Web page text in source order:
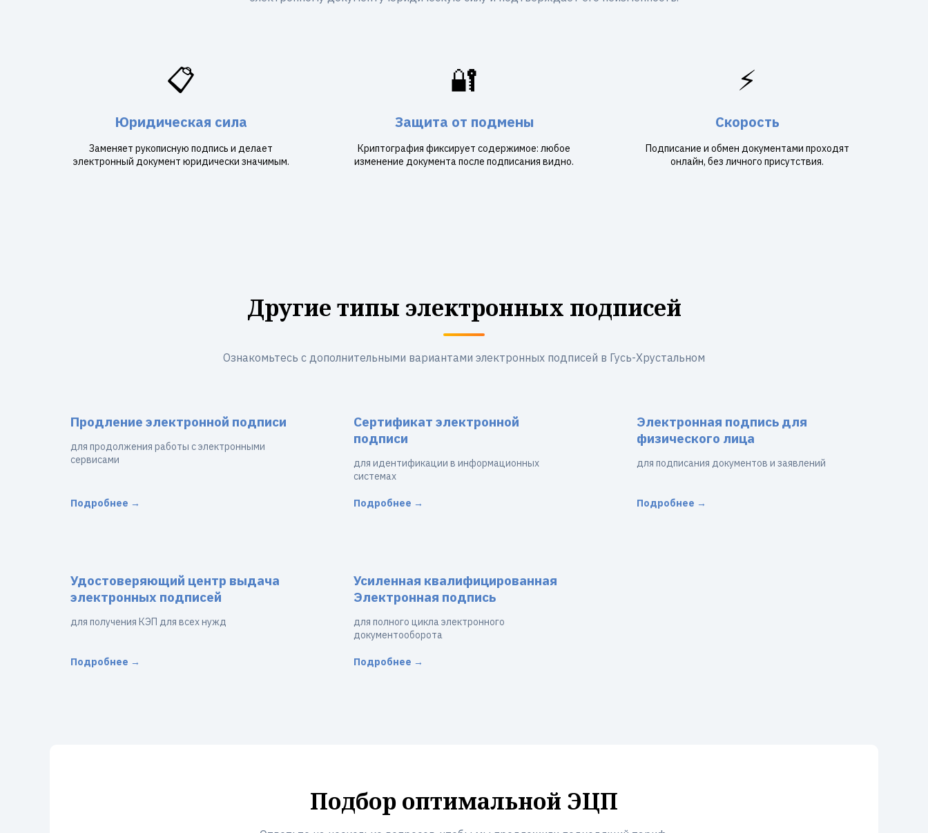
📋
Юридическая сила
Заменяет рукописную подпись и делает
электронный документ юридически значимым.
🔐
Защита от подмены
Криптография фиксирует содержимое: любое
изменение документа после подписания видно.
⚡
Скорость
Подписание и обмен документами проходят
онлайн, без личного присутствия.
Другие типы электронных подписей
Ознакомьтесь с дополнительными вариантами электронных подписей в Гусь-Хрустальном
Продление электронной подписи
для продолжения работы с электронными
сервисами
Подробнее →
Сертификат электронной
подписи
для идентификации в информационных
системах
Подробнее →
Электронная подпись для
физического лица
для подписания документов и заявлений
Подробнее →
Удостоверяющий центр выдача
электронных подписей
для получения КЭП для всех нужд
Подробнее →
Усиленная квалифицированная
Электронная подпись
для полного цикла электронного
документооборота
Подробнее →
Подбор оптимальной ЭЦП